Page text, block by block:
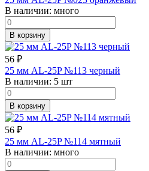
В наличии: много
В корзину
56 ₽
25 мм AL-25P №113 черный
В наличии: 5 шт
В корзину
56 ₽
25 мм AL-25P №114 мятный
В наличии: много